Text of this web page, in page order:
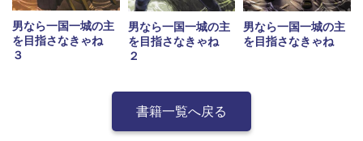
男なら一国一城の主
を目指さなきゃね
３
男なら一国一城の主
を目指さなきゃね
２
男なら一国一城の主
を目指さなきゃね
書籍一覧へ戻る